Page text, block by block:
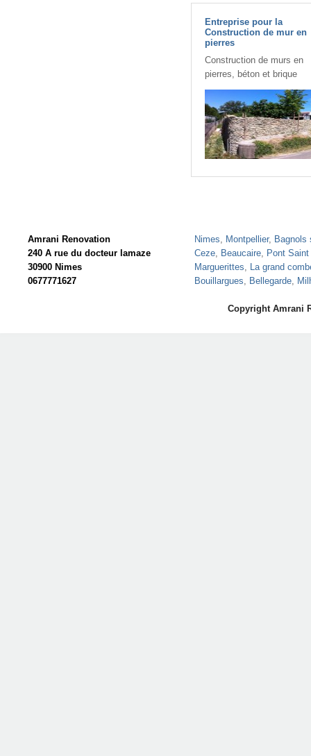
Entreprise pour la
Construction de mur en
pierres
Construction de murs en
pierres, béton et brique
Amrani Renovation
240 A rue du docteur lamaze
30900 Nimes
0677771627
Nimes, Montpellier, Bagnols
Ceze, Beaucaire, Pont
Marguerittes, La grand
Bouillargues, Bellegarde,
Copyright Amrani